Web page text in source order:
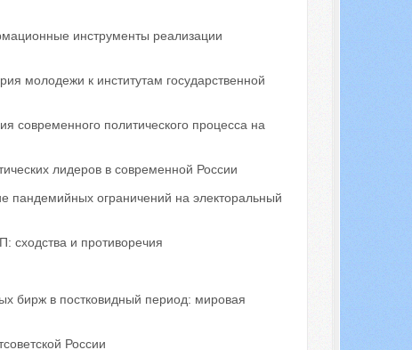
инструменты реализации
молодежи к институтам государственной
современного политического процесса на
лидеров в современной России
пандемийных ограничений на электоральный
и противоречия
бирж в постковидный период: мировая
России